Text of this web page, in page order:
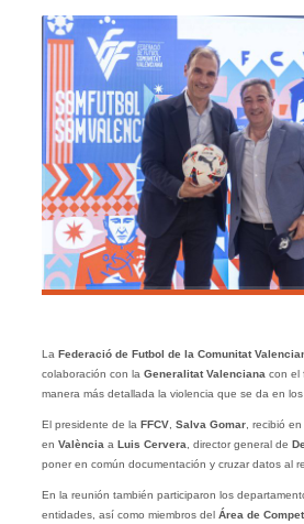
La Federació de Futbol de la Comunitat
colaboración con la Generalitat Valenciana con el
manera más detallada la violencia que se da en
El presidente de la FFCV, Salva Gomar, recibió
en València a Luis Cervera , director general de
poner en común documentación y cruzar datos al
En la reunión también participaron los
entidades, así como miembros del Área de